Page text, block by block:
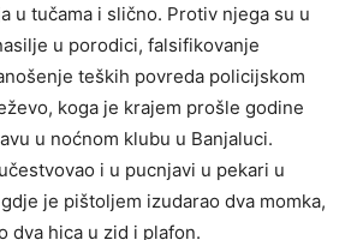
u tučama i slično. Protiv njega su u
u porodici, falsifikovanje
teških povreda policijskom
koga je krajem prošle godine
u noćnom klubu u Banjaluci.
i u pucnjavi u pekari u
je pištoljem izudarao dva momka,
dva hica u zid i plafon.